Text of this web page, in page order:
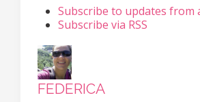
Subscribe to updates from
Subscribe via RSS
FEDERICA